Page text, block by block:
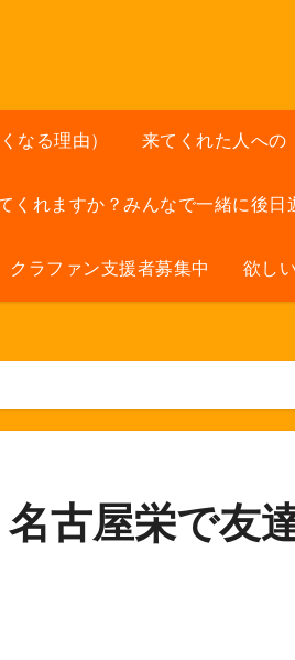
なる理由） 来てくれた人への
くれますか？みんなで一緒に後日
クラファン支援者募集中 欲し
古屋栄で友